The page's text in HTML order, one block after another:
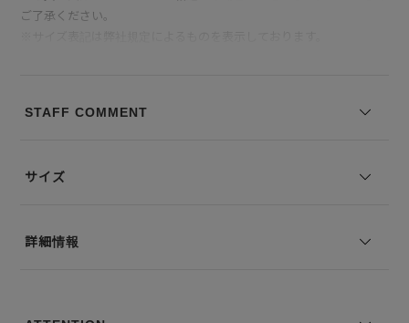
ご了承ください。
STAFF COMMENT
サイズ
詳細情報